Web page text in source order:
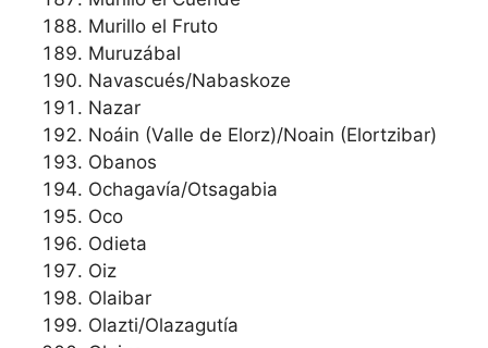
Murillo el Fruto
Muruzábal
Navascués/Nabaskoze
Nazar
Noáin (Valle de Elorz)/Noain (Elortzibar)
Obanos
Ochagavía/Otsagabia
Oco
Odieta
Oiz
Olaibar
Olazti/Olazagutía